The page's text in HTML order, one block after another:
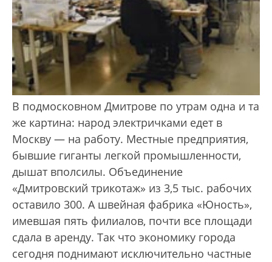
В подмосковном Дмитрове по утрам одна и та
же картина: народ элект­ричками едет в
Москву — на работу. Местные предприятия,
бывшие гиганты легкой промышленности,
дышат вполсилы. Объединение
«Дмитровский трикотаж» из 3,5 тыс. рабочих
оставило 300. А швейная фабрика «Юность»,
имевшая пять филиалов, почти все площади
сдала в аренду. Так что экономику города
сегодня поднимают исключительно частные